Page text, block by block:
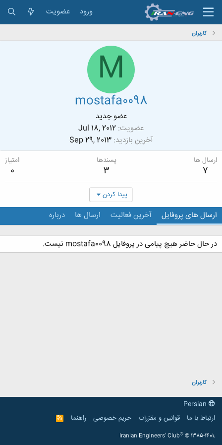
ورود عضویت
کاربران
M
mostafa0098
عضو جدید
عضویت Jul 18, 2012
آخرین بازدید Sep 29, 2013
ارسال ها
7
پسندها
3
امتیاز
0
پیدا کردن
ارسال های پروفایل آخرین فعالیت ارسال ها درباره
در حال حاضر هیچ پیامی در پروفایل mostafa0098 نیست.
کاربران
ارتباط با ما
قوانین و مقرّرات حریم خصوصی راهنما
R
S
Iranian Engineers' Club® © 1385-1401.